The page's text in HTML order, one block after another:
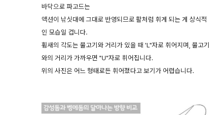
바닥으로 파고드는
액션이 낚싯대에 그대로 반영되므로 활처럼 휘게 되는 게 상식적
인 모습일 겁니다.
휨새의 각도는 물고기와 거리가 있을 때 'L"자로 휘어지며, 물고기
와의 거리가 가까우면 "U"자로 휘어집니다.
위의 사진은 어느 형태로든 휘어졌다고 보기가 어렵습니다.